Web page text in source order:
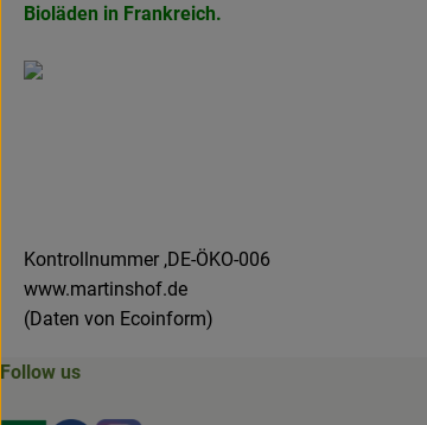
Bioläden in Frankreich.
Kontrollnummer ,DE-ÖKO-006
www.martinshof.de
(Daten von Ecoinform)
Follow us